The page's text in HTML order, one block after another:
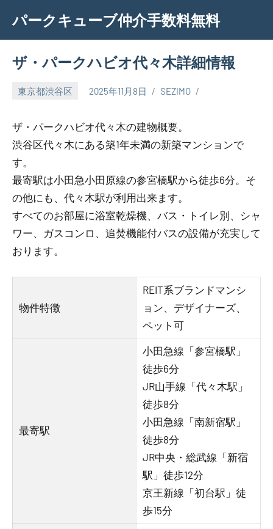
content
パークキューブ仲介手数料無料
ザ・パークハビオ代々木詳細情報
東京都渋谷区 2025年11月8日 SEZIMO
ザ・パークハビオ代々木の建物概要。
渋谷区代々木にある築1年未満の新築マンションで
す。
最寄駅は小田急小田原線の参宮橋駅から徒歩6分。そ
の他にも、代々木駅が利用出来ます。
すべてのお部屋に浴室乾燥機、バス・トイレ別、シャ
ワー、ガスコンロ、追焚機能付バスの設備が充実して
おります。
物件特徴
REIT系ブランドマンシ
ョン、デザイナーズ、
ペット可
最寄駅
小田急線「参宮橋駅」
徒歩6分
JR山手線「代々木駅」
徒歩8分
小田急線「南新宿駅」
徒歩8分
JR中央・総武線「新宿
駅」徒歩12分
京王新線「初台駅」徒
歩15分